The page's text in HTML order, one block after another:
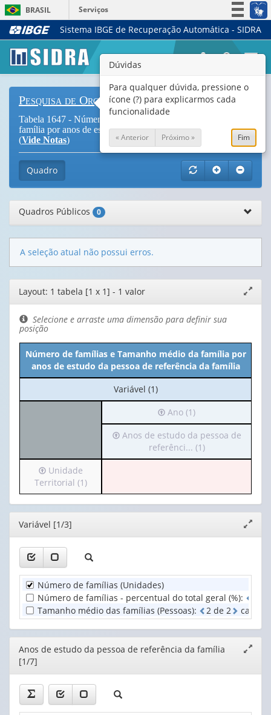
BRASIL
Serviços
Simplifique!
Legislação
Canais
Sistema IBGE de Recuperação Automática - SIDRA
Pesquisa de Orçamentos Familiares
Tabela 1647 - Número de famílias e Tamanho médio da
família por anos de estudo da pessoa de referência da família
(Vide Notas)
Quadro
Quadros Públicos 0
A seleção atual não possui erros.
Editor
de
layout
janela
Layout: 1 tabela [1 x 1] - 1 valor
Selecione e arraste uma dimensão para definir sua
posição
Número de famílias e Tamanho médio da família por
anos de estudo da pessoa de referência da família
No
cabeçalho:
(1)
Variável (1)
Irá
para
o
cabeçalho
(possui
valor):
Ano (1)
Irá
o
apenas
1
da
pessoa
de
referênci...
(1)
Anos de estudo da pessoa de
referênci... (1)
Irá
para
o
cabeçalho
(possui
apenas
valor):
Unidade
Territorial
(1)
Unidade
Territorial (1)
Editor
janela
Variável [1/3]
Número de famílias (Unidades)
Número de famílias - percentual do total geral (%):
Tamanho médio das famílias (Pessoas): 2 de 2 casas
Editor
Anos de estudo da pessoa de referência da família
[1/7]
Dúvidas
Para qualquer dúvida, pressione o
ícone (?) para explicarmos cada
funcionalidade
« Anterior Próximo » Fim